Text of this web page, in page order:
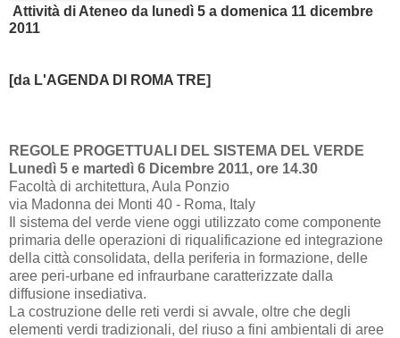
Attività di Ateneo da lunedì 5 a domenica 11 dicembre
2011
[da L'AGENDA DI ROMA TRE]
REGOLE PROGETTUALI DEL SISTEMA DEL VERDE
Lunedì 5 e martedì 6 Dicembre 2011, ore 14.30
Facoltà di architettura, Aula Ponzio
via Madonna dei Monti 40 - Roma, Italy
Il sistema del verde viene oggi utilizzato come componente
primaria delle operazioni di riqualificazione ed integrazione
della città consolidata, della periferia in formazione, delle
aree peri-urbane ed infraurbane caratterizzate dalla
diffusione insediativa.
La costruzione delle reti verdi si avvale, oltre che degli
elementi verdi tradizionali, del riuso a fini ambientali di aree